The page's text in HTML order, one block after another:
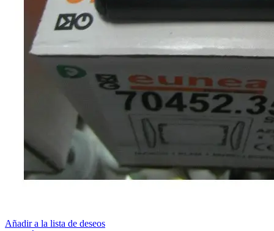
Añadir a la lista de deseos